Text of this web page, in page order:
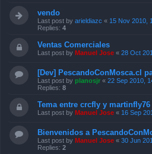
vendo
Last post by arieldiazc « 15 Nov 2010,
Replies: 4
Ventas Comerciales
Last post by Manuel Jose « 28 Oct
[Dev] PescandoConMosca.cl
Last post by planosjr « 22 Sep 2010,
Replies: 8
Tema entre crcfly y martinfly76
Last post by Manuel Jose « 16 Sep
Bienvenidos a
Last post by Manuel Jose « 30 Jun
Replies: 2